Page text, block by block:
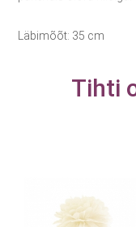
Läbimõõt: 35 cm
Tihti